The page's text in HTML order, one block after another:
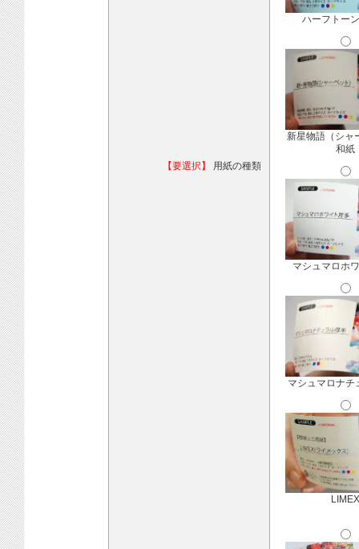
【要選択】 用紙の種類
ハーフトー
新星物語（シャ
和紙
マシュマロホ
マシュマロナチ